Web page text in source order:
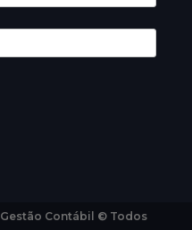
Contábil © Todos